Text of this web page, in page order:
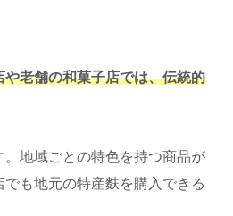
老舗の和菓子店では、伝統的
地域ごとの特色を持つ商品が
も地元の特産麩を購入できる